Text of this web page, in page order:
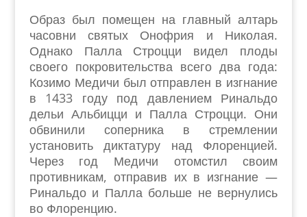
Образ был помещен на главный алтарь
часовни святых Онофрия и Николая.
Однако Палла Строцци видел плоды
своего покровительства всего два года:
Козимо Медичи был отправлен в изгнание
в 1433 году под давлением Ринальдо
дельи Альбицци и Палла Строцци. Они
обвинили соперника в стремлении
установить диктатуру над Флоренцией.
Через год Медичи отомстил своим
противникам, отправив их в изгнание —
Ринальдо и Палла больше не вернулись
во Флоренцию.